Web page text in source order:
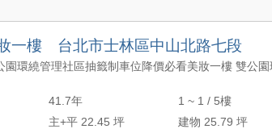
下
30 坪
坪
2 - 6 樓
7 - 12 樓
13 樓以上
- 樓
3 房
4 房
5 房以上
-
一樓 台北市士林區中山北路七段
41.7年
1 ~ 1 / 5樓
主+平 22.45 坪
建物 25.79 坪